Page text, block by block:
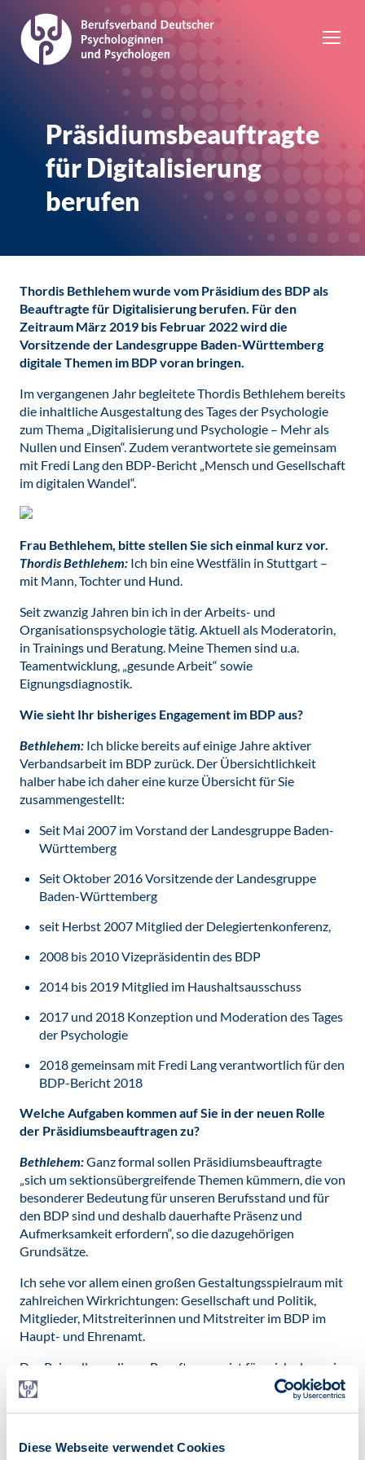
Diese Webseite verwendet Cookies
Präsidiumsbeauftragte
für Digitalisierung
berufen
Thordis Bethlehem wurde vom Präsidium des BDP als
Beauftragte für Digitalisierung berufen. Für den
Zeitraum März 2019 bis Februar 2022 wird die
Vorsitzende der Landesgruppe Baden-Württemberg
digitale Themen im BDP voran bringen.
Im vergangenen Jahr begleitete Thordis Bethlehem bereits
die inhaltliche Ausgestaltung des Tages der Psychologie
zum Thema „Digitalisierung und Psychologie – Mehr als
Nullen und Einsen“. Zudem verantwortete sie gemeinsam
mit Fredi Lang den BDP-Bericht „Mensch und Gesellschaft
im digitalen Wandel“.
Frau Bethlehem, bitte stellen Sie sich einmal kurz vor.
Thordis Bethlehem: Ich bin eine Westfälin in Stuttgart –
mit Mann, Tochter und Hund.
Seit zwanzig Jahren bin ich in der Arbeits- und
Organisationspsychologie tätig. Aktuell als Moderatorin,
in Trainings und Beratung. Meine Themen sind u.a.
Teamentwicklung, „gesunde Arbeit“ sowie
Eignungsdiagnostik.
Wie sieht Ihr bisheriges Engagement im BDP aus?
Bethlehem: Ich blicke bereits auf einige Jahre aktiver
Verbandsarbeit im BDP zurück. Der Übersichtlichkeit
halber habe ich daher eine kurze Übersicht für Sie
zusammengestellt:
Seit Mai 2007 im Vorstand der Landesgruppe Baden-
Württemberg
Seit Oktober 2016 Vorsitzende der Landesgruppe
Baden-Württemberg
seit Herbst 2007 Mitglied der Delegiertenkonferenz,
2008 bis 2010 Vizepräsidentin des BDP
2014 bis 2019 Mitglied im Haushaltsausschuss
2017 und 2018 Konzeption und Moderation des Tages
der Psychologie
2018 gemeinsam mit Fredi Lang verantwortlich für den
BDP-Bericht 2018
Welche Aufgaben kommen auf Sie in der neuen Rolle
der Präsidiumsbeauftragen zu?
Bethlehem:Ganz formal sollen Präsidiumsbeauftragte
„sich um sektionsübergreifende Themen kümmern, die von
besonderer Bedeutung für unseren Berufsstand und für
den BDP sind und deshalb dauerhafte Präsenz und
Aufmerksamkeit erfordern“, so die dazugehörigen
Grundsätze.
Ich sehe vor allem einen großen Gestaltungsspielraum mit
zahlreichen Wirkrichtungen: Gesellschaft und Politik,
Mitglieder, Mitstreiterinnen und Mitstreiter im BDP im
Haupt- und Ehrenamt.
Das Reizvolle an dieser Beauftragung ist für mich, dass wir
Digitalisierung nicht bloß aus Sicht der Profession
betrachten und bewerten, sondern dass wir (für die
Wissen und Erfahrungen zusammenführt, die Fragen und